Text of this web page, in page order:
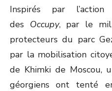
Inspirés par
des Occupy, par le
protecteurs du parc
par la mobilisation
de Khimki de Moscou,
géorgiens ont tenté